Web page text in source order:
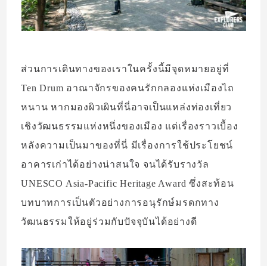
ส่วนการเดินทางของเราในครั้งนี้มีจุดหมายอยู่ที่
Ten Drum อาณาจักรของคนรักกลองแห่งเมืองไถ
หนาน หากมองผิวเผินที่นี่อาจเป็นแหล่งท่องเที่ยว
เชิงวัฒนธรรมแห่งหนึ่งของเมือง แต่เรื่องราวเบื้อง
หลังความเป็นมาของที่นี่ มีเรื่องการใช้ประโยชน์
อาคารเก่าได้อย่างน่าสนใจ จนได้รับรางวัล
UNESCO Asia-Pacific Heritage Award ซึ่งสะท้อน
บทบาทการเป็นตัวอย่างการอนุรักษ์มรดกทาง
วัฒนธรรมให้อยู่ร่วมกับปัจจุบันได้อย่างดี